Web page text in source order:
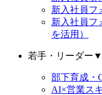
新入社員フ
新入社員フ
を活用）
若手・リーダー ▼
部下育成・
AI×営業ス